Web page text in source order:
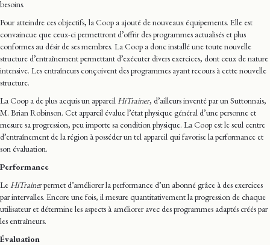
besoins.
Pour atteindre ces objectifs, la Coop a ajouté de nouveaux équipements. Elle est
convaincue que ceux-ci permettront d’offrir des programmes actualisés et plus
conformes au désir de ses membres. La Coop a donc installé une toute nouvelle
structure d’entraînement permettant d’exécuter divers exercices, dont ceux de nature
intensive. Les entraîneurs conçoivent des programmes ayant recours à cette nouvelle
structure.
La Coop a de plus acquis un appareil HiTrainer, d’ailleurs inventé par un Suttonnais,
M. Brian Robinson. Cet appareil évalue l’état physique général d’une personne et
mesure sa progression, peu importe sa condition physique. La Coop est le seul centre
d’entraînement de la région à posséder un tel appareil qui favorise la performance et
son évaluation.
Performance
Le HiTrainer permet d’améliorer la performance d’un abonné grâce à des exercices
par intervalles. Encore une fois, il mesure quantitativement la progression de chaque
utilisateur et détermine les aspects à améliorer avec des programmes adaptés créés par
les entraîneurs.
Évaluation